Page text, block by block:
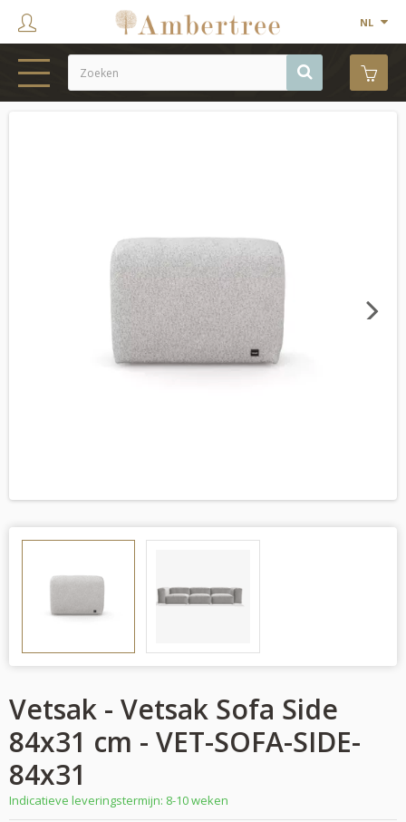
NL
Vetsak - Vetsak Sofa Side
84x31 cm - VET-SOFA-SIDE-
84x31
Indicatieve leveringstermijn: 8-10 weken